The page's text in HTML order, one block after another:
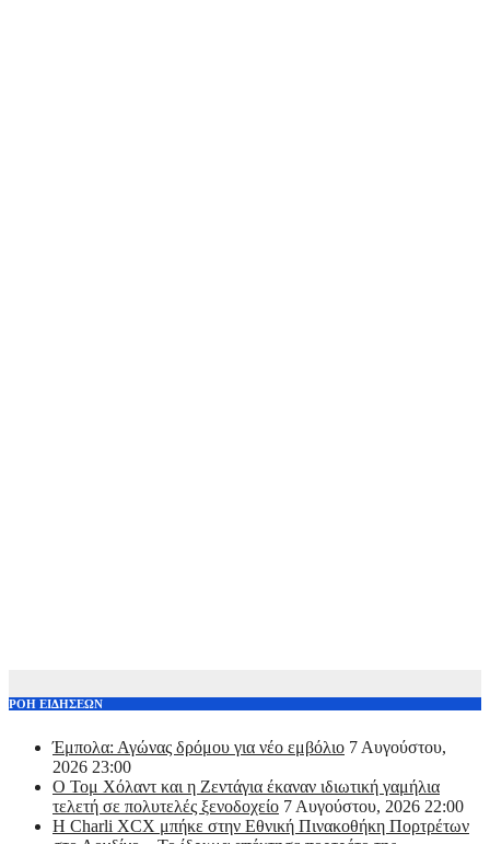
ΡΟΗ ΕΙΔΗΣΕΩΝ
Έμπολα: Αγώνας δρόμου για νέο εμβόλιο 7 Αυγούστου,
2026 23:00
O Τομ Χόλαντ και η Ζεντάγια έκαναν ιδιωτική γαμήλια
τελετή σε πολυτελές ξενοδοχείο 7 Αυγούστου, 2026 22:00
Η Charli XCX μπήκε στην Εθνική Πινακοθήκη Πορτρέτων